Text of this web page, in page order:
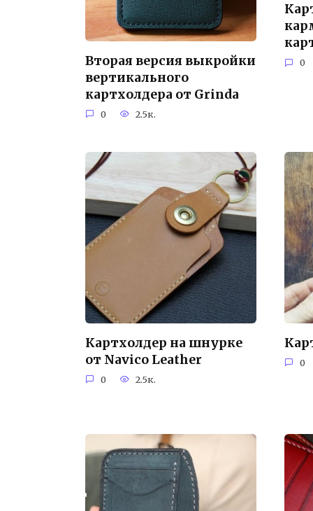
Вторая версия выкройки
вертикального
картхолдера от Grinda
0 2.5к.
0
Картхолдер на шнурке
от Navico Leather
0 2.5к.
0